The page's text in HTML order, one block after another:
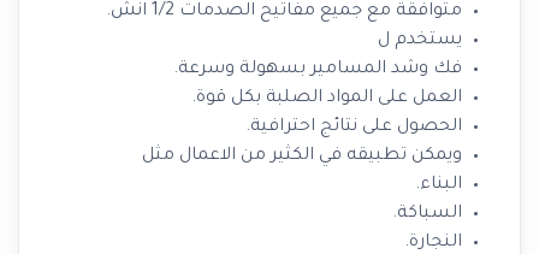
متوافقة مع جميع مفاتيح الصدمات 1/2 انش.
يستخدم ل
فك وشد المسامير بسهولة وسرعة.
العمل على المواد الصلبة بكل قوة.
الحصول على نتائج احترافية.
ويمكن تطبيقه في الكثير من الاعمال مثل
البناء.
السباكة.
النجارة.